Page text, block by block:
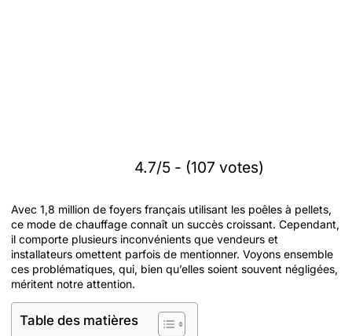
4.7/5 - (107 votes)
Avec 1,8 million de foyers français utilisant les poêles à pellets,
ce mode de chauffage connaît un succès croissant. Cependant,
il comporte plusieurs inconvénients que vendeurs et
installateurs omettent parfois de mentionner. Voyons ensemble
ces problématiques, qui, bien qu’elles soient souvent négligées,
méritent notre attention.
Table des matières